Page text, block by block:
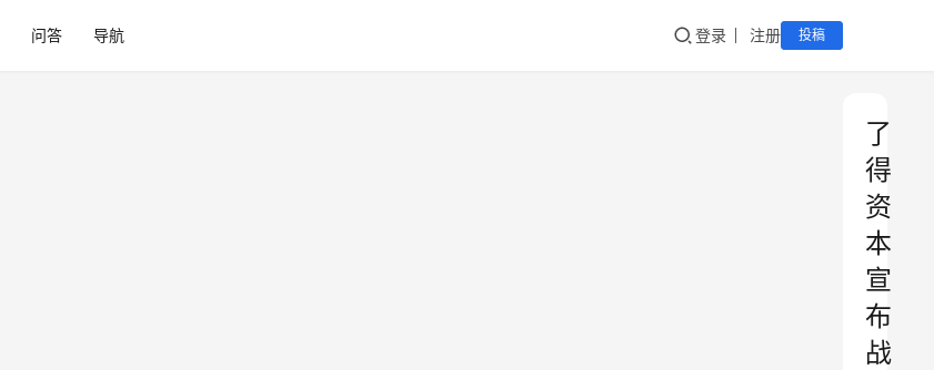
问答 导航 登录 注册 投稿
了
得
资
本
宣
布
战